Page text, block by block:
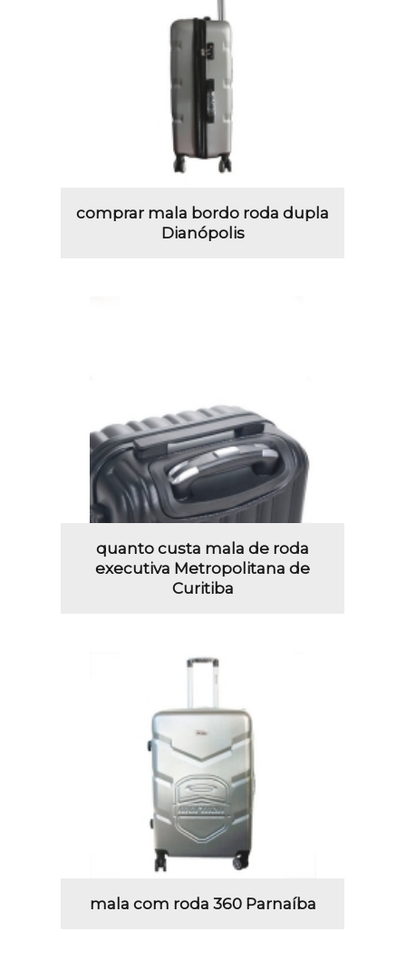
comprar mala bordo roda dupla
Dianópolis
quanto custa mala de roda
executiva Metropolitana de
Curitiba
mala com roda 360 Parnaíba